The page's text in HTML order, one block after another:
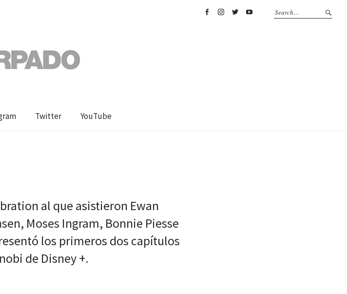
Twitter YouTube
al que asistieron Ewan
Moses Ingram, Bonnie Piesse
los primeros dos capítulos
de Disney +.